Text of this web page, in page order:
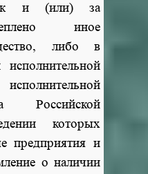
и (или) за
иное
либо в
Российской
которых
предприятия и
о наличии